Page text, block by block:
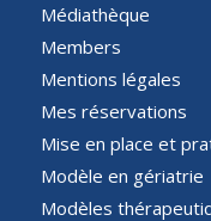
Médiathèque
Members
Mentions légales
Mes réservations
Mise en place et
Modèle en gériatrie
Modèles